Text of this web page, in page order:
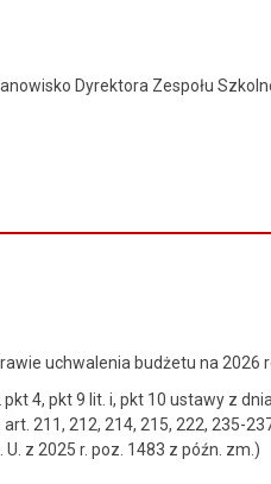
Dyrektora Zespołu
uchwalenia budżetu na 2026
4, pkt 9 lit. i, pkt 10 ustawy z
211, 212, 214, 215, 222, 235-
z 2025 r. poz. 1483 z późn. zm.)